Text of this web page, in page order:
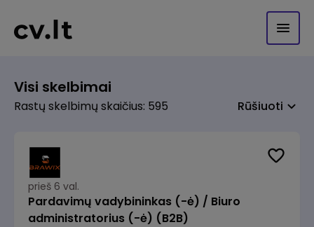
Visi skelbimai
Rastų skelbimų skaičius: 595 Rūšiuoti
prieš 6 val.
Pardavimų vadybininkas (-ė) / Biuro
administratorius (-ė) (B2B)